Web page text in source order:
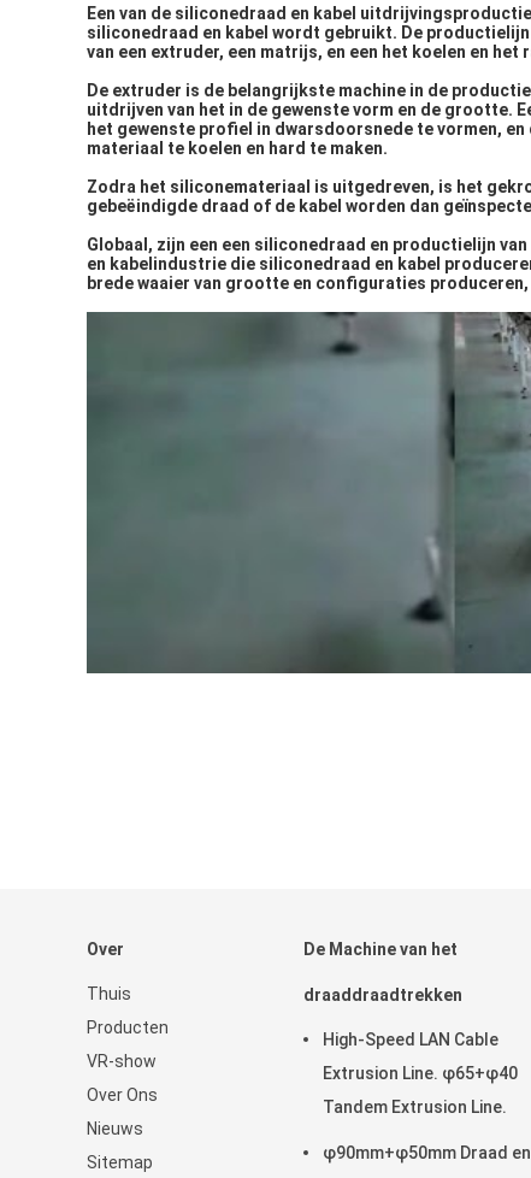
Een van de siliconedraad en kabel
siliconedraad en kabel wordt gebruikt. De
van een extruder, een matrijs, en een het koelen en het
De extruder is de belangrijkste machine in de
uitdrijven van het in de gewenste vorm en de grootte.
het gewenste profiel in dwarsdoorsnede te vormen,
materiaal te koelen en hard te maken.
Zodra het siliconemateriaal is uitgedreven, is het
gebeëindigde draad of de kabel worden dan
Globaal, zijn een een siliconedraad en productielijn
en kabelindustrie die siliconedraad en kabel
brede waaier van grootte en configuraties
Over
Thuis
Producten
VR-show
Over Ons
Nieuws
Sitemap
De Machine van het
draaddraadtrekken
High-Speed LAN Cable
Extrusion Line. φ65+φ40
Tandem Extrusion Line.
φ90mm+φ50mm Draad en